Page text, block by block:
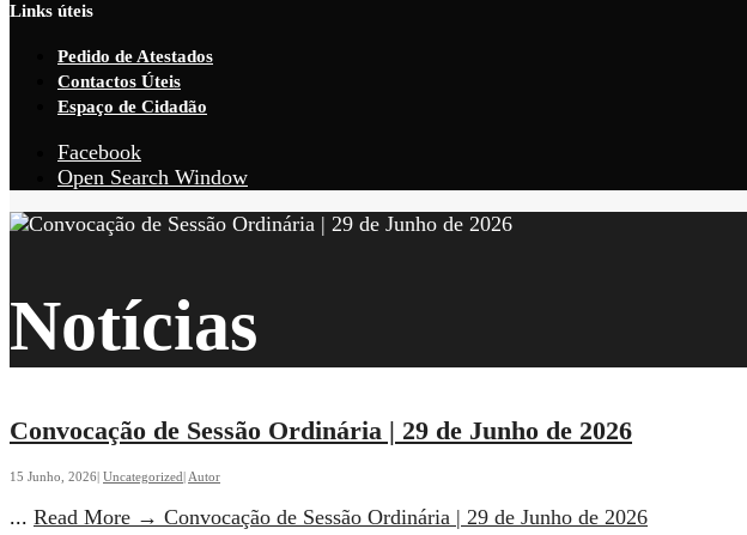
Links úteis
Pedido de Atestados
Contactos Úteis
Espaço de Cidadão
Facebook
Open Search Window
Notícias
Convocação de Sessão Ordinária | 29 de Junho de 2026
15 Junho, 2026| Uncategorized| Autor
... Read More → Convocação de Sessão Ordinária | 29 de Junho de 2026